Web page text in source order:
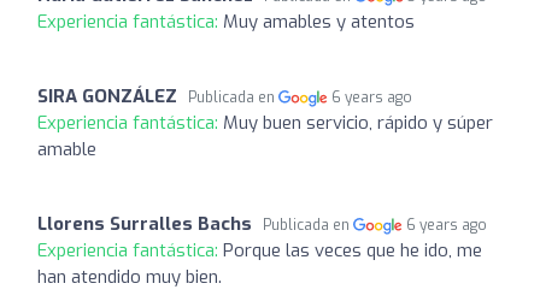
Experiencia fantástica: Muy amables y atentos
SIRA GONZÁLEZ Publicada en 6 years ago
Experiencia fantástica: Muy buen servicio, rápido y súper
amable
Llorens Surralles Bachs Publicada en 6 years ago
Experiencia fantástica: Porque las veces que he ido, me
han atendido muy bien.